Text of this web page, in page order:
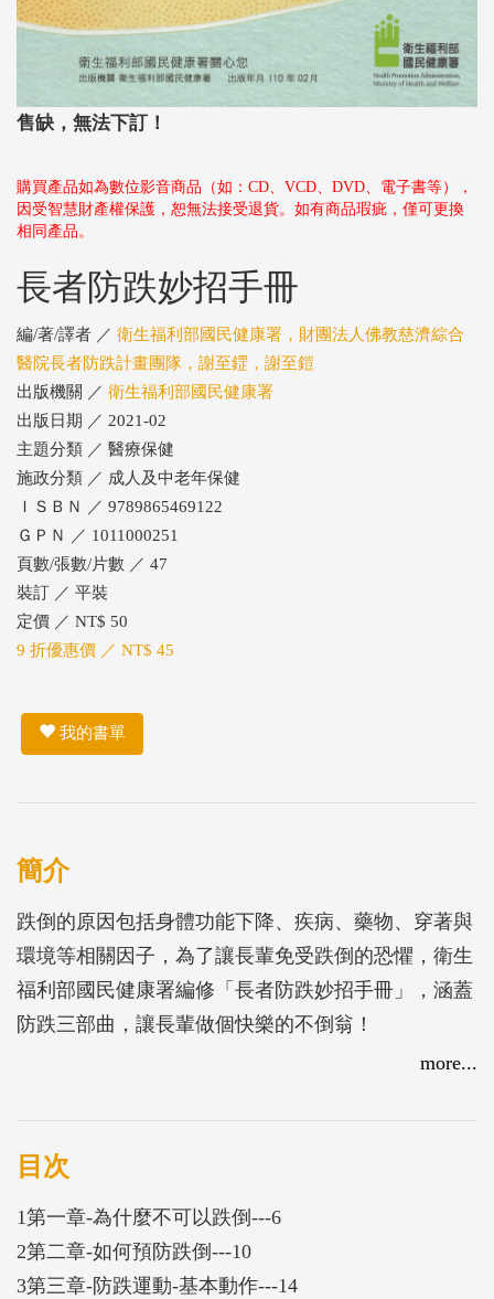
售缺，無法下訂！
購買產品如為數位影音商品（如：CD、VCD、DVD、電子書等），
因受智慧財產權保護，恕無法接受退貨。如有商品瑕疵，僅可更換
相同產品。
長者防跌妙招手冊
編/著/譯者 ／ 衛生福利部國民健康署，財團法人佛教慈濟綜合
醫院長者防跌計畫團隊，謝至鎠，謝至鎧
出版機關 ／ 衛生福利部國民健康署
出版日期 ／ 2021-02
主題分類 ／ 醫療保健
施政分類 ／ 成人及中老年保健
ＩＳＢＮ ／ 9789865469122
ＧＰＮ ／ 1011000251
頁數/張數/片數 ／ 47
裝訂 ／ 平裝
定價 ／ NT$ 50
9 折優惠價 ／ NT$ 45
我的書單
簡介
跌倒的原因包括身體功能下降、疾病、藥物、穿著與
環境等相關因子，為了讓長輩免受跌倒的恐懼，衛生
福利部國民健康署編修「長者防跌妙招手冊」，涵蓋
防跌三部曲，讓長輩做個快樂的不倒翁！
首部曲：由自己做到規律運動、遵循醫囑用藥。
三部曲：外出需注意穿著合身、善用助行器。
期望手冊能夠輔助健康照護工作人員向長輩傳達防跌
防跌環境與習慣。
more...
目次
1第一章-為什麼不可以跌倒---6
2第二章-如何預防跌倒---10
3第三章-防跌運動-基本動作---14